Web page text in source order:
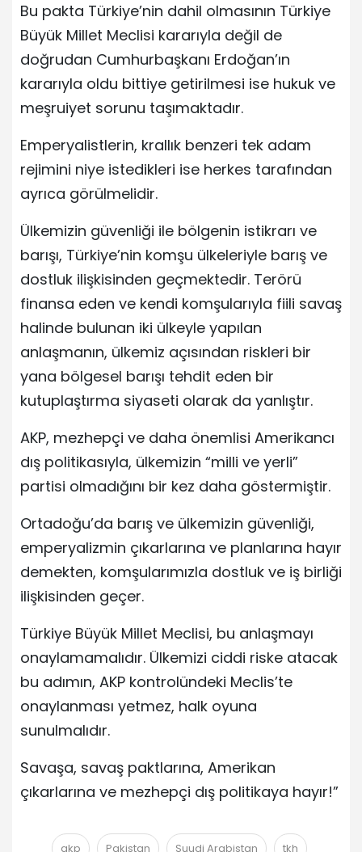
Bu pakta Türkiye’nin dahil olmasının Türkiye
Büyük Millet Meclisi kararıyla değil de
doğrudan Cumhurbaşkanı Erdoğan’ın
kararıyla oldu bittiye getirilmesi ise hukuk ve
meşruiyet sorunu taşımaktadır.
Emperyalistlerin, krallık benzeri tek adam
rejimini niye istedikleri ise herkes tarafından
ayrıca görülmelidir.
Ülkemizin güvenliği ile bölgenin istikrarı ve
barışı, Türkiye’nin komşu ülkeleriyle barış ve
dostluk ilişkisinden geçmektedir. Terörü
finansa eden ve kendi komşularıyla fiili savaş
halinde bulunan iki ülkeyle yapılan
anlaşmanın, ülkemiz açısından riskleri bir
yana bölgesel barışı tehdit eden bir
kutuplaştırma siyaseti olarak da yanlıştır.
AKP, mezhepçi ve daha önemlisi Amerikancı
dış politikasıyla, ülkemizin “milli ve yerli”
partisi olmadığını bir kez daha göstermiştir.
Ortadoğu’da barış ve ülkemizin güvenliği,
emperyalizmin çıkarlarına ve planlarına hayır
demekten, komşularımızla dostluk ve iş birliği
ilişkisinden geçer.
Türkiye Büyük Millet Meclisi, bu anlaşmayı
onaylamamalıdır. Ülkemizi ciddi riske atacak
bu adımın, AKP kontrolündeki Meclis’te
onaylanması yetmez, halk oyuna
sunulmalıdır.
Savaşa, savaş paktlarına, Amerikan
çıkarlarına ve mezhepçi dış politikaya hayır!”
akp Pakistan Suudi Arabistan tkh